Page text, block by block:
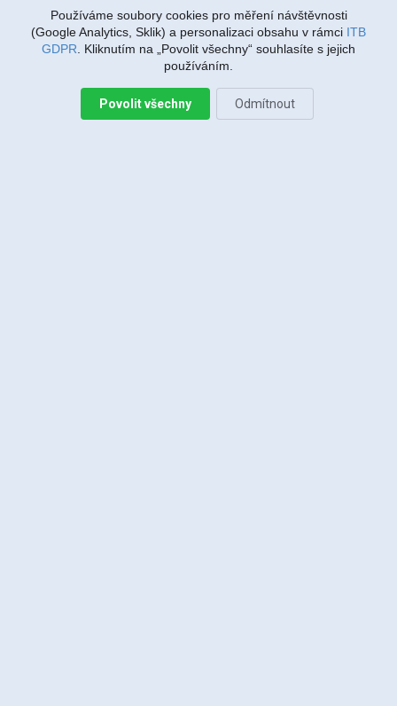
Obešlo se bez výjezdu, komunikace i navržený
postup zafungoval, vše se vyřešilo, děkuji
Miroslava Richtrová, Turnov 2026-08-03 18:54:12
Dobry den, s techniky spokojenost, příjemní,
Používáme soubory cookies pro měření návštěvnosti
(Google Analytics, Sklik) a personalizaci obsahu v rámci ITB
GDPR . Kliknutím na „Povolit všechny“ souhlasíte s jejich
používáním.
Povolit všechny Odmítnout